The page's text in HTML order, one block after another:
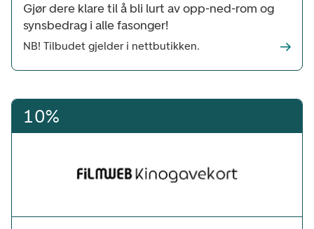
Gjør dere klare til å bli lurt av opp-ned-rom og
synsbedrag i alle fasonger!
NB! Tilbudet gjelder i nettbutikken.
10%